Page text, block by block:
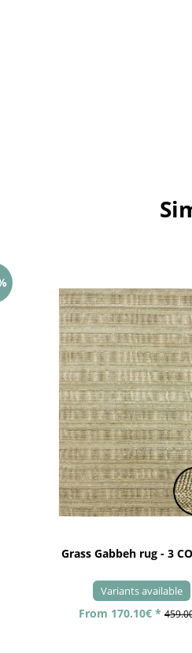
Grass Gabbeh rug - 3
Variants available
From 170.10€ *